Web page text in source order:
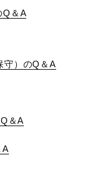
Q＆A
守）のQ＆A
＆A
A